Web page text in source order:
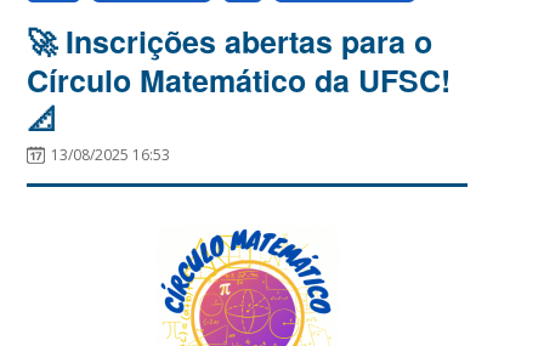
🚀 Inscrições abertas para o
Círculo Matemático da UFSC!
📐
13/08/2025 16:53